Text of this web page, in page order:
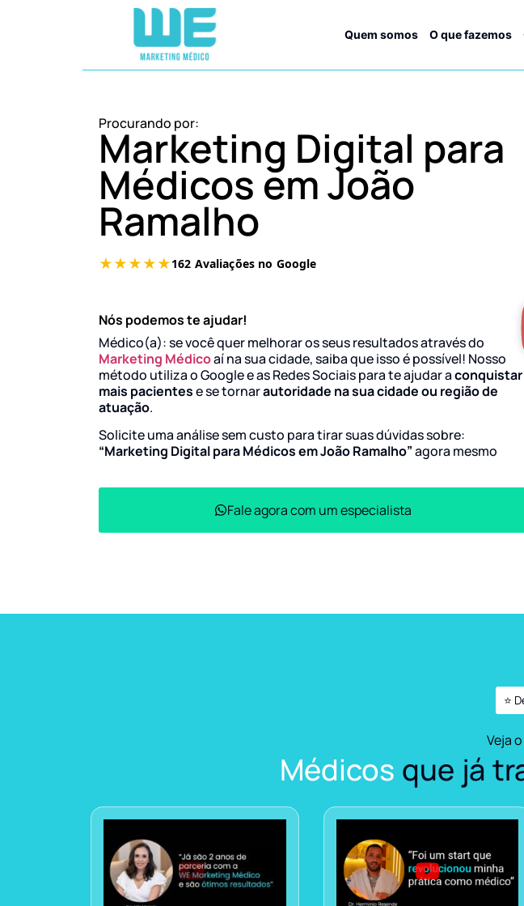
Quem somos O que fazemos
Procurando por:
Marketing Digital para
Médicos em João
Ramalho
Nós podemos te ajudar!
Médico(a): se você quer melhorar os seus resultados através do
Marketing Médicoaí na sua cidade, saiba que isso é possível! Nosso
método utiliza o Google e as Redes Sociais para te ajudar aconquistar
mais pacientese se tornarautoridade na sua cidade ou região de
atuação.
Solicite uma análise sem custo para tirar suas dúvidas sobre:
“Marketing Digital para Médicos em João Ramalho”agora mesmo
Fale agora com um especialista
⭐
Veja
Médicos que já